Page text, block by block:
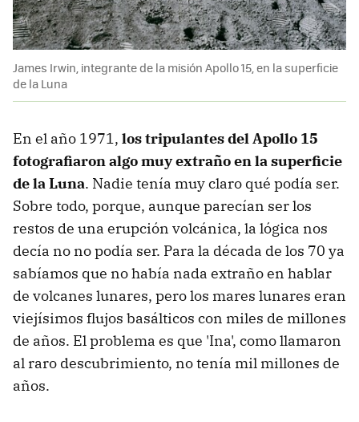
James Irwin, integrante de la misión Apollo 15, en la superficie
de la Luna
En el año 1971, los tripulantes del Apollo 15
fotografiaron algo muy extraño en la superficie
de la Luna. Nadie tenía muy claro qué podía ser.
Sobre todo, porque, aunque parecían ser los
restos de una erupción volcánica, la lógica nos
decía no no podía ser. Para la década de los 70 ya
sabíamos que no había nada extraño en hablar
de volcanes lunares, pero los mares lunares eran
viejísimos flujos basálticos con miles de millones
de años. El problema es que 'Ina', como llamaron
al raro descubrimiento, no tenía mil millones de
años.